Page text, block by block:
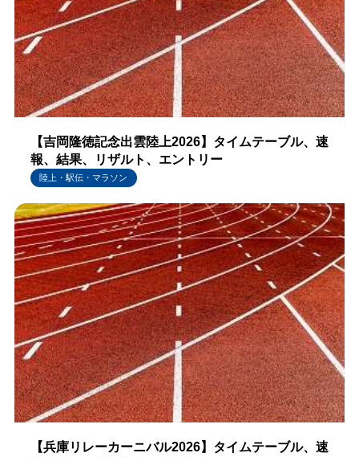
【吉岡隆徳記念出雲陸上2026】タイムテーブル、速
報、結果、リザルト、エントリー
陸上・駅伝・マラソン
【兵庫リレーカーニバル2026】タイムテーブル、速